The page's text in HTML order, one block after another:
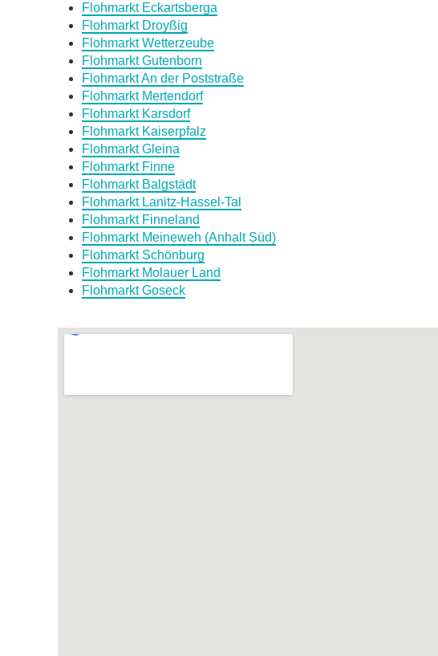
Flohmarkt Eckartsberga
Flohmarkt Droyßig
Flohmarkt Wetterzeube
Flohmarkt Gutenborn
Flohmarkt An der Poststraße
Flohmarkt Mertendorf
Flohmarkt Karsdorf
Flohmarkt Kaiserpfalz
Flohmarkt Gleina
Flohmarkt Finne
Flohmarkt Balgstädt
Flohmarkt Lanitz-Hassel-Tal
Flohmarkt Finneland
Flohmarkt Meineweh (Anhalt Süd)
Flohmarkt Schönburg
Flohmarkt Molauer Land
Flohmarkt Goseck